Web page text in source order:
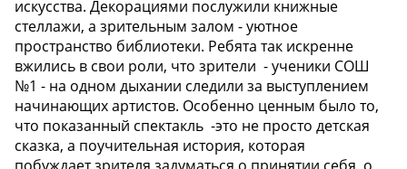
искусства. Декорациями послужили книжные
стеллажи, а зрительным залом - уютное
пространство библиотеки. Ребята так искренне
вжились в свои роли, что зрители - ученики СОШ
№1 - на одном дыхании следили за выступлением
начинающих артистов. Особенно ценным было то,
что показанный спектакль -это не просто детская
сказка, а поучительная история, которая